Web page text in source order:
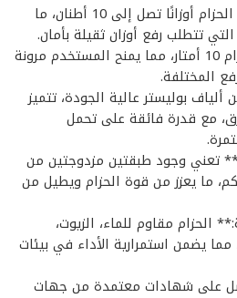
– **سعة التحميل:** يتحمل الحزام أوزانًا تصل إلى 10 أطنان، ما
تتطلب رفع أوزان ثقيلة بأمان.
– **الطول:** يبلغ طول الحزام 10 أمتار، مما يمنح المستخدم مرونة
المختلفة.
بوليستر عالية الجودة، تتميز
مع قدرة فائقة على تحمل
تعني وجود طبقتين مزدوجتين من
ما يعزز من قوة الحزام ويطيل من
الحزام مقاوم للماء، الزيوت،
مما يضمن استمرارية الأداء في بيئات
على شهادات معتمدة من جهات